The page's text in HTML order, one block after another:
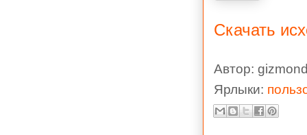
Скачать
Автор:
Ярлыки: